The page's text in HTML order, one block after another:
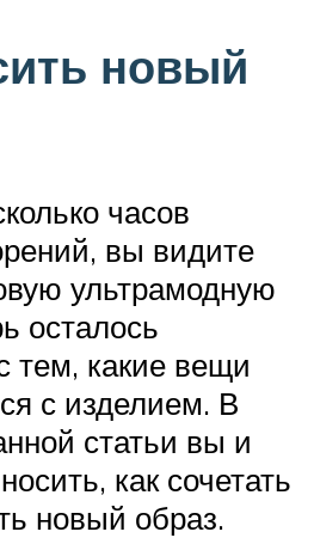
новый
часов
вы видите
ультрамодную
осталось
тем, какие вещи
с изделием. В
статьи вы и
как сочетать
новый образ.